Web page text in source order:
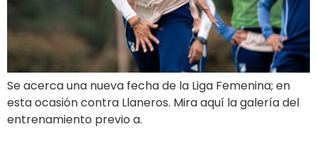
Se acerca una nueva fecha de la Liga Femenina; en
esta ocasión contra Llaneros. Mira aquí la galería del
entrenamiento previo a.